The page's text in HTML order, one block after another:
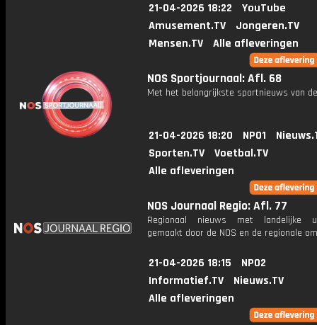
21-04-2026 18:22
YouTube
Amusement.TV
Jongeren.TV
Mensen.TV
Alle afleveringen
NOS Sportjournaal: Afl. 68
Met het belangrijkste sportnieuws van
21-04-2026 18:20 NPO1
Sporten.TV
Voetbal.TV
Alle afleveringen
NOS Journaal Regio: Afl. 77
Regionaal nieuws met landelijke
gemaakt door de NOS en de regionale
21-04-2026 18:15
NPO2
Informatief.TV
Nieuws.TV
Alle afleveringen